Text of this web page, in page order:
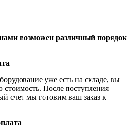
возможен различный порядок
уже есть на складе, вы
стоимость. После поступления
счет мы готовим ваш заказ к